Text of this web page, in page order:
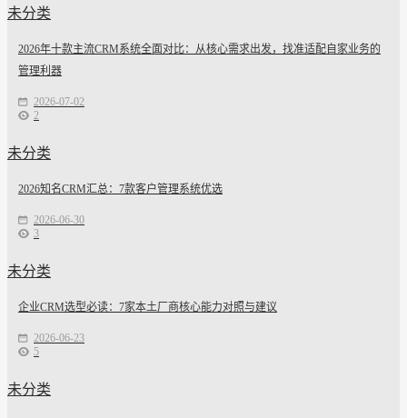
未分类
2026年十款主流CRM系统全面对比：从核心需求出发，找准适配自家业务的
管理利器
2026-07-02
2
未分类
2026知名CRM汇总：7款客户管理系统优选
2026-06-30
3
未分类
企业CRM选型必读：7家本土厂商核心能力对照与建议
2026-06-23
5
未分类